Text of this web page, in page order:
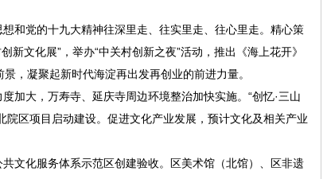
党的十九大精神往深里走、往实里走、往心里走。精心策
文化展”，举办“中关村创新之夜”活动，推出《海上花开》
，凝聚起新时代海淀再出发再创业的前进力量。
大，万寿寺、延庆寺周边环境整治加快实施。“创忆·三山
区项目启动建设。促进文化产业发展，预计文化及相关产业
化服务体系示范区创建验收。区美术馆（北馆）、区非遗